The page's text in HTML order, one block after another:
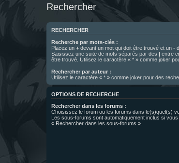
Rechercher
RECHERCHER
Recherche par mots-clés :
Placez un + devant un mot qui doit être trouvé et un -
Saisissez une suite de mots séparés par des | entre
être trouvé. Utilisez le caractère « * » comme joker
Rechercher par auteur :
Utilisez le caractère « * » comme joker pour des
OPTIONS DE RECHERCHE
Rechercher dans les forums :
Choisissez le forum ou les forums dans le(s)quel(s)
Les sous-forums sont automatiquement inclus si
« Rechercher dans les sous-forums ».